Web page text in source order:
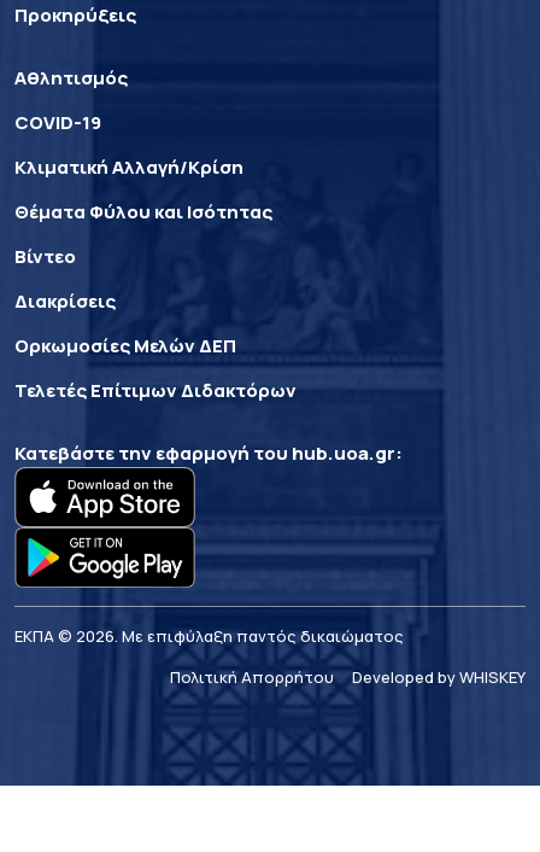
Προκηρύξεις
Αθλητισμός
COVID-19
Κλιματική Αλλαγή/Κρίση
Θέματα Φύλου και Ισότητας
Βίντεο
Διακρίσεις
Ορκωμοσίες Μελών ΔΕΠ
Τελετές Επίτιμων Διδακτόρων
Κατεβάστε την εφαρμογή του hub.uoa.gr:
ΕΚΠΑ © 2026. Με επιφύλαξη παντός δικαιώματος
Πολιτική Απορρήτου
Developed by WHISKEY